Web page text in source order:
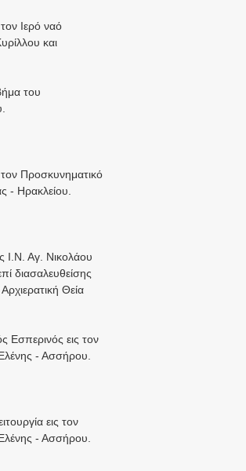
Ιερό ναό
και
του
τον Προσκυνηματικό
- Ηρακλείου.
Ι.Ν. Αγ. Νικολάου
διασαλευθείσης
Θεία
Εσπερινός εις τον
- Ασσήρου.
εις τον
- Ασσήρου.